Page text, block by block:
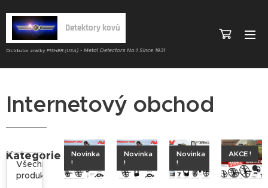
Detektory kovů
Distributor značky FISHER (USA) - Metal Detectors No.1 Since 1931
Internetový obchod
Kategorie
Všechny
produkty
Novinka
!
Novinka
!
Novinka
!
AKCE !